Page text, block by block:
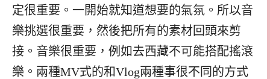
定很重要。一開始就知道想要的氣氛。所以音
樂挑選很重要，然後把所有的素材回頭來剪
接。音樂很重要，例如去西藏不可能搭配搖滾
樂。兩種MV式的和Vlog兩種事很不同的方式